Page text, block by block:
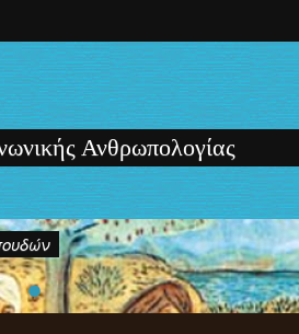
Ανθρωπολογίας